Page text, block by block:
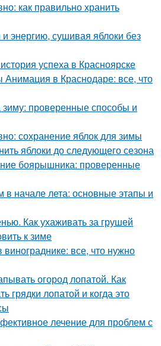
как правильно хранить
энергию, сушивая яблоки без
успеха в Красноярске
Анимация в Краснодаре: все, что
проверенные способы и
сохранение яблок для зимы
яблоки до следующего сезона
боярышника: проверенные
в начале лета: основные этапы и
Как ухаживать за грушей
к зиме
все, что нужно
огород лопатой. Как
грядки лопатой и когда это
лечение для проблем с